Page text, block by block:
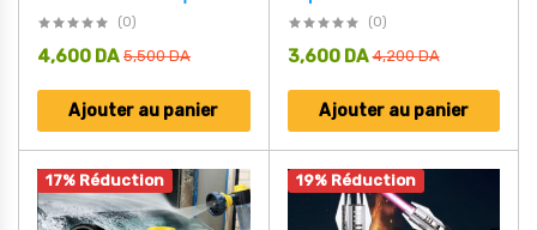
(0)
5,500DA
4,600 DA
Ajouter au panier
(0)
4,200DA
3,600 DA
Ajouter au panier
17% Réduction 19% Réduction